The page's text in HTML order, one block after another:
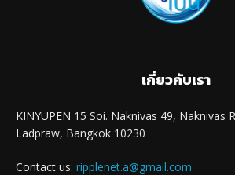
เกี่ยวกับเรา
KINYUPEN 15 Soi. Naknivas 49, Naknivas
Ladpraw, Bangkok 10230
Contact us: ripplenet.a@gmail.com